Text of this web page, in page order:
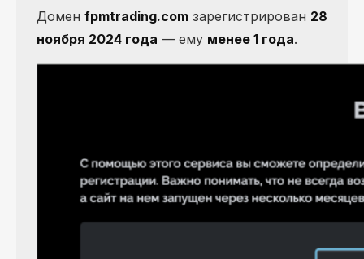
Домен fpmtrading.com зарегистрирован 28
ноября 2024 года — ему менее 1 года.